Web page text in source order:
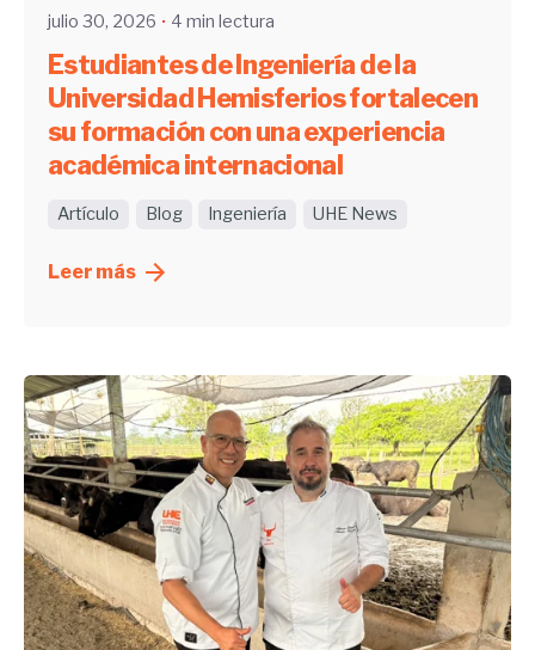
julio 30, 2026 4 min lectura
Estudiantes de Ingeniería de la
Universidad Hemisferios fortalecen
su formación con una experiencia
académica internacional
Artículo Blog Ingeniería UHE News
Leer más